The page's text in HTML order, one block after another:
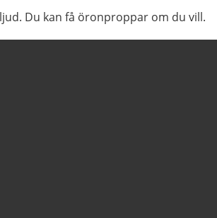
Du kan få öronproppar om du vill.